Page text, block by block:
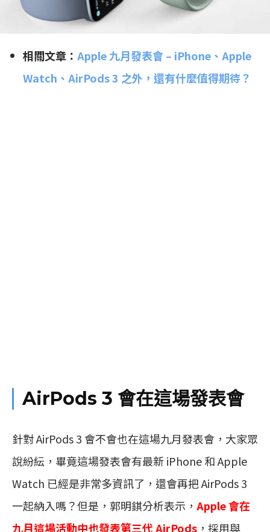
相關文章： Apple 九月發表會 – iPhone、Apple
Watch、AirPods 3 之外，還有什麼值得期待？
AirPods 3 會在這場發表會
針對 AirPods 3 會不會也在這場九月發表會，大家眾
說紛紜，畢竟這場發表會有最新 iPhone 和 Apple
Watch 已經是非常多資訊了，還會再把 AirPods 3
一起納入嗎？但是，郭明錤分析表示， Apple 會在
九月這場活動中也發表第三代 AirPods ，採用與